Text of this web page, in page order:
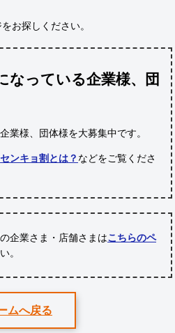
お探しください。
なっている企業様、団
業様、団体様を大募集中です。
センキョ割とは？ などをご覧くださ
企業さま・店舗さまはこちらのペ
。
ムへ戻る